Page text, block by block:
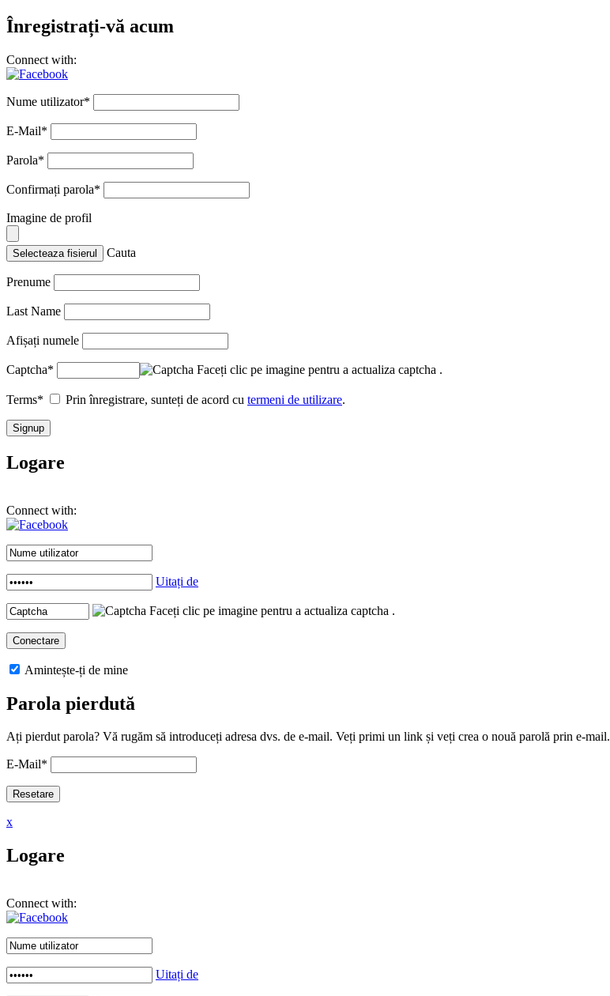
Înregistrați-vă acum
Connect with:
Nume utilizator*
E-Mail*
Parola*
Confirmați parola*
Imagine de profil
Selecteaza fisierul Cauta
Prenume
Last Name
Afișați numele
Captcha* Faceți clic pe imagine pentru a actualiza captcha .
Terms* Prin înregistrare, sunteți de acord cu termeni de utilizare.
Logare
Connect with:
Uitați de
Faceți clic pe imagine pentru a actualiza captcha .
Amintește-ți de mine
Parola pierdută
Ați pierdut parola? Vă rugăm să introduceți adresa dvs. de e-mail. Veți primi un link și veți crea o nouă parolă prin e-mail.
E-Mail*
x
Logare
Connect with:
Uitați de